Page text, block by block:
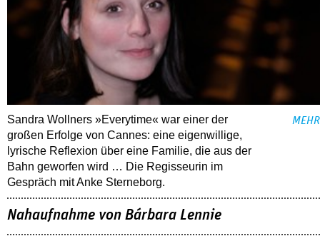
Sandra Wollners »Everytime« war einer der
großen Erfolge von Cannes: eine eigenwillige,
lyrische Reflexion über eine ­Familie, die aus der
Bahn geworfen wird … Die Regisseurin im
Gespräch mit Anke Sterneborg.
MEHR
Nahaufnahme von Bárbara Lennie